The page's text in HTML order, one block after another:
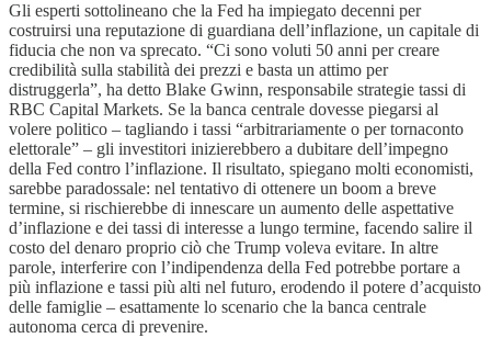
Gli esperti sottolineano che la Fed ha impiegato decenni per
costruirsi una reputazione di guardiana dell’inflazione, un capitale di
fiducia che non va sprecato. “Ci sono voluti 50 anni per creare
credibilità sulla stabilità dei prezzi e basta un attimo per
distruggerla”, ha detto Blake Gwinn, responsabile strategie tassi di
RBC Capital Markets. Se la banca centrale dovesse piegarsi al
volere politico – tagliando i tassi “arbitrariamente o per tornaconto
elettorale” – gli investitori inizierebbero a dubitare dell’impegno
della Fed contro l’inflazione. Il risultato, spiegano molti economisti,
sarebbe paradossale: nel tentativo di ottenere un boom a breve
termine, si rischierebbe di innescare un aumento delle aspettative
d’inflazione e dei tassi di interesse a lungo termine, facendo salire il
costo del denaro proprio ciò che Trump voleva evitare. In altre
parole, interferire con l’indipendenza della Fed potrebbe portare a
più inflazione e tassi più alti nel futuro, erodendo il potere d’acquisto
delle famiglie – esattamente lo scenario che la banca centrale
autonoma cerca di prevenire.